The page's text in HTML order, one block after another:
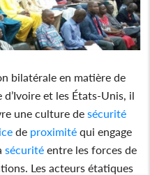
bilatérale en matière de
et les États-Unis, il
une culture desécurité
de proximité qui engage
sécurité entre les forces de
Les acteurs étatiques